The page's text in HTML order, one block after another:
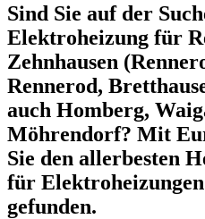
Sind Sie auf der
Elektroheizung für
Zehnhausen
Rennerod,
auch Homberg,
Möhrendorf? Mit
Sie den allerbesten
für
gefunden.